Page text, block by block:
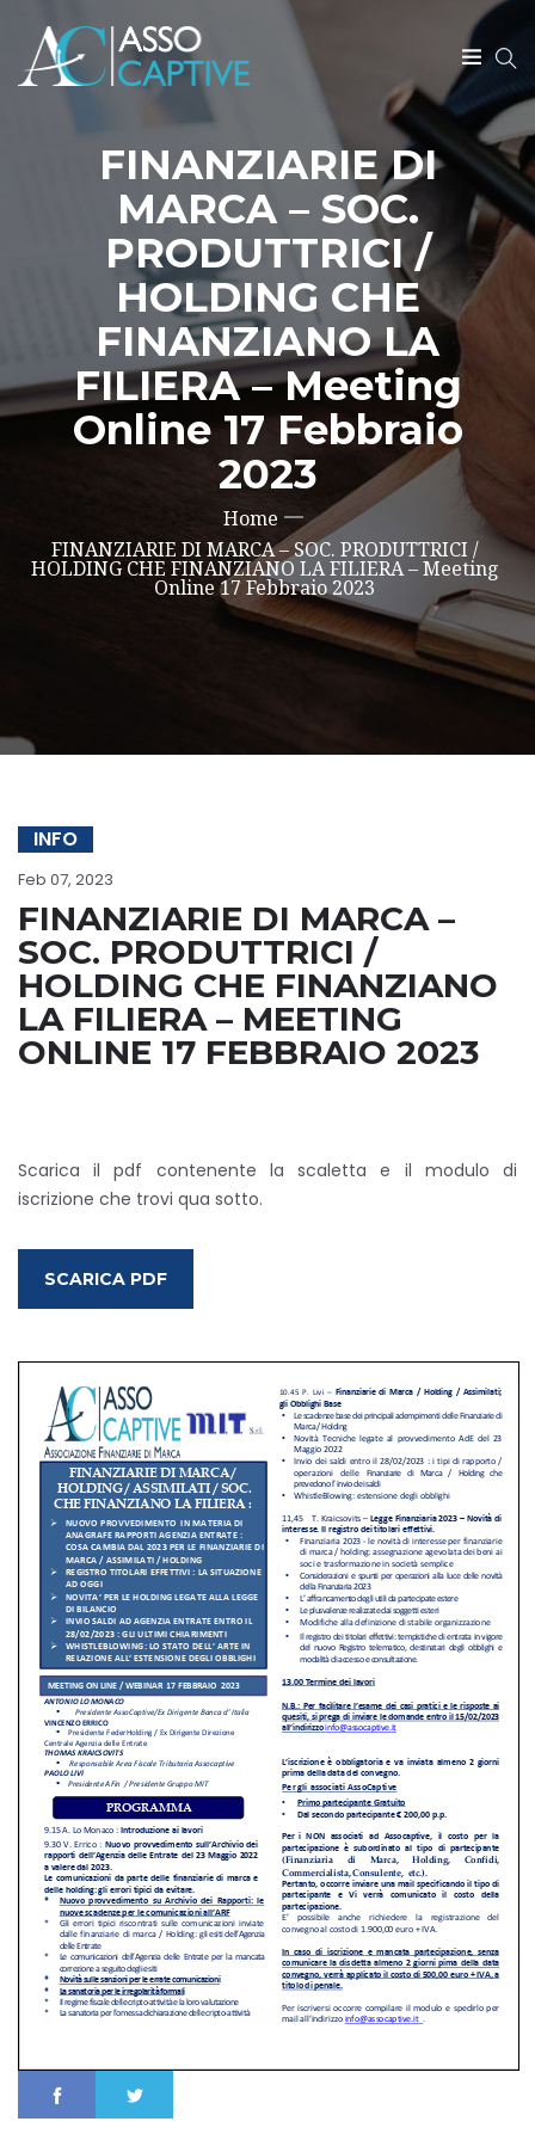
SEARCH
FINANZIARIE DI
MARCA – SOC.
PRODUTTRICI /
HOLDING CHE
FINANZIANO LA
FILIERA – Meeting
Online 17 Febbraio
2023
Home
FINANZIARIE DI MARCA – SOC. PRODUTTRICI /
HOLDING CHE FINANZIANO LA FILIERA – Meeting
Online 17 Febbraio 2023
INFO
Feb 07, 2023
FINANZIARIE DI MARCA –
SOC. PRODUTTRICI /
HOLDING CHE FINANZIANO
LA FILIERA – MEETING
ONLINE 17 FEBBRAIO 2023
Scarica il pdf contenente la scaletta e il modulo di
iscrizione che trovi qua sotto.
SCARICA PDF